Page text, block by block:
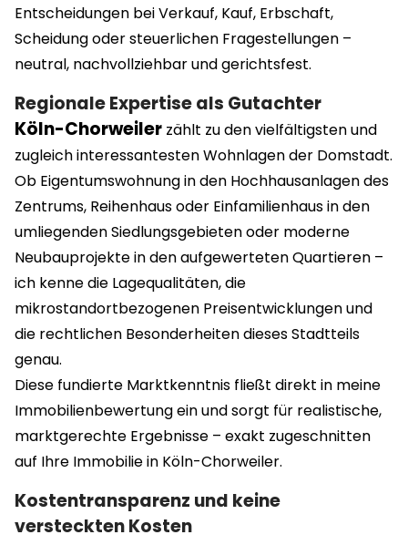
Entscheidungen bei Verkauf, Kauf, Erbschaft,
Scheidung oder steuerlichen Fragestellungen –
neutral, nachvollziehbar und gerichtsfest.
Regionale Expertise als Gutachter
Köln-Chorweiler zählt zu den vielfältigsten und
zugleich interessantesten Wohnlagen der Domstadt.
Ob Eigentumswohnung in den Hochhausanlagen des
Zentrums, Reihenhaus oder Einfamilienhaus in den
umliegenden Siedlungsgebieten oder moderne
Neubauprojekte in den aufgewerteten Quartieren –
ich kenne die Lagequalitäten, die
mikrostandortbezogenen Preisentwicklungen und
die rechtlichen Besonderheiten dieses Stadtteils
genau.
Diese fundierte Marktkenntnis fließt direkt in meine
Immobilienbewertung ein und sorgt für realistische,
marktgerechte Ergebnisse – exakt zugeschnitten
auf Ihre Immobilie in Köln-Chorweiler.
Kostentransparenz und keine
versteckten Kosten